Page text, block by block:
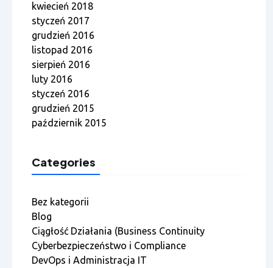
kwiecień 2018
styczeń 2017
grudzień 2016
listopad 2016
sierpień 2016
luty 2016
styczeń 2016
grudzień 2015
październik 2015
Categories
Bez kategorii
Blog
Ciągłość Działania (Business Continuity
Cyberbezpieczeństwo i Compliance
DevOps i Administracja IT